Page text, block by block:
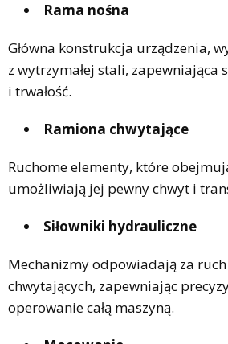
Rama nośna
Główna konstrukcja urządzenia,
z wytrzymałej stali, zapewniająca
i trwałość.
Ramiona chwytające
Ruchome elementy, które
umożliwiają jej pewny chwyt i
Siłowniki hydrauliczne
Mechanizmy odpowiadają za
chwytających, zapewniając
operowanie całą maszyną.